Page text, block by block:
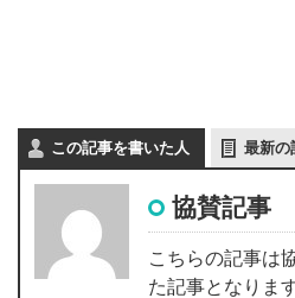
この記事を書いた人 最新の
協賛記事
こちらの記事は
た記事となります